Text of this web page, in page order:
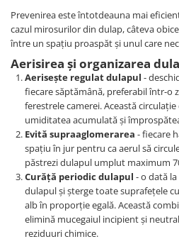
Prevenirea este întotdeauna mai
cazul mirosurilor din dulap, câteva
între un spațiu proaspăt și unul care
Aerisirea și organizarea
Aerisește regulat dulapul -
fiecare săptămână, preferabil într-o
ferestrele camerei. Această
umiditatea acumulată și
Evită supraaglomerarea - fiecare
spațiu în jur pentru ca aerul să
păstrezi dulapul umplut maximum
Curăță periodic dulapul - o dată
dulapul și șterge toate suprafețele
alb în proporție egală. Această
elimină mucegaiul incipient și
reziduuri chimice.